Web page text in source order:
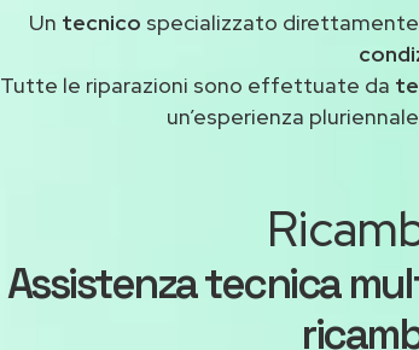
Un tecnico specializzato
Tutte le riparazioni sono effettuate da
un’esperienza
Assistenza tecnica